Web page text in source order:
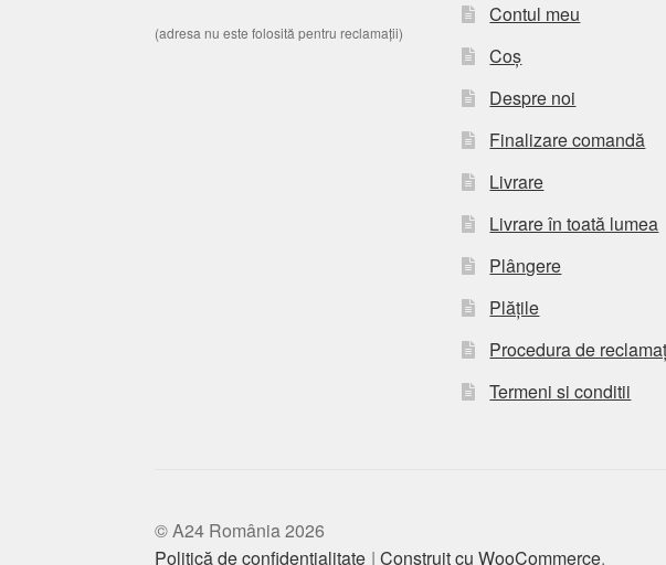
(adresa nu este folosită pentru reclamații)
Contul meu
Coș
Despre noi
Finalizare comandă
Livrare
Livrare în toată lumea
Plângere
Plățile
Procedura de
Termeni si conditii
© A24 România 2026
Politică de confidențialitate Construit cu WooCommerce.